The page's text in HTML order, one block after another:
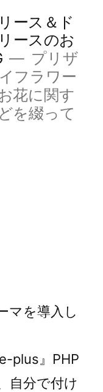
ース＆ド
ースのお
プリザ
フラワー
花に関す
を綴って
マを導入し
plus』PHP
自分で付け